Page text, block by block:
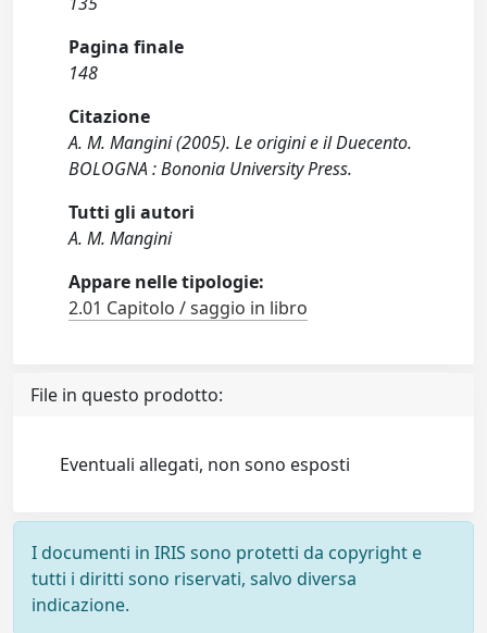
Pagina finale
148
Citazione
A. M. Mangini (2005). Le origini e il Duecento.
BOLOGNA : Bononia University Press.
Tutti gli autori
A. M. Mangini
Appare nelle tipologie:
2.01 Capitolo / saggio in libro
File in questo prodotto:
Eventuali allegati, non sono esposti
I documenti in IRIS sono protetti da copyright e
tutti i diritti sono riservati, salvo diversa
indicazione.